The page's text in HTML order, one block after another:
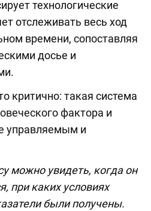
технологические
отслеживать весь ход
времени, сопоставляя
досье и
критично: такая система
фактора и
управляемым и
можно увидеть, когда он
при каких условиях
были получены.